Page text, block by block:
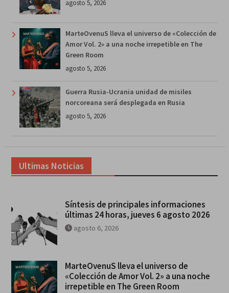
agosto 5, 2026
MarteOvenuS lleva el universo de «Colección de
Amor Vol. 2» a una noche irrepetible en The
Green Room
agosto 5, 2026
Guerra Rusia-Ucrania unidad de misiles
norcoreana será desplegada en Rusia
agosto 5, 2026
Ultimas Noticias
Síntesis de principales informaciones
últimas 24 horas, jueves 6 agosto 2026
agosto 6, 2026
MarteOvenuS lleva el universo de
«Colección de Amor Vol. 2» a una noche
irrepetible en The Green Room